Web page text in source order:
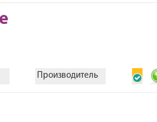
Производитель